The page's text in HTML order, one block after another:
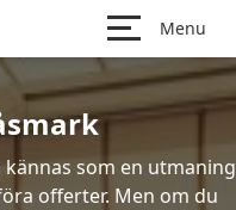
Menu
som en utmaning
offerter. Men om du